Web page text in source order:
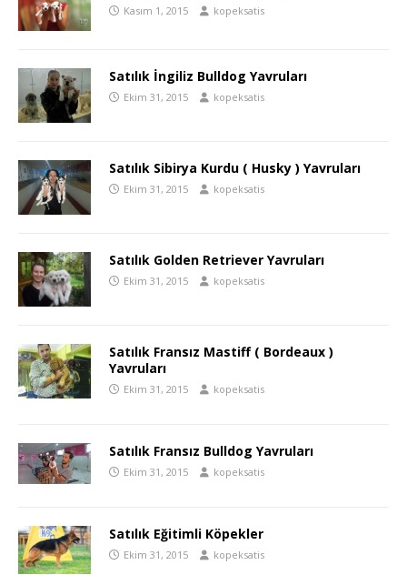
Kasım 1, 2015 kopeksatis
Satılık İngiliz Bulldog Yavruları
Ekim 31, 2015 kopeksatis
Satılık Sibirya Kurdu ( Husky ) Yavruları
Ekim 31, 2015 kopeksatis
Satılık Golden Retriever Yavruları
Ekim 31, 2015 kopeksatis
Satılık Fransız Mastiff ( Bordeaux )
Yavruları
Ekim 31, 2015 kopeksatis
Satılık Fransız Bulldog Yavruları
Ekim 31, 2015 kopeksatis
Satılık Eğitimli Köpekler
Ekim 31, 2015 kopeksatis